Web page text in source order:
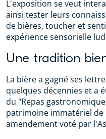
L'exposition se veut
ainsi tester leurs
de bières, toucher et
expérience sensorielle
Une tradition
La bière a gagné ses
quelques décennies et a
du "Repas
patrimoine immatériel de
amendement voté par